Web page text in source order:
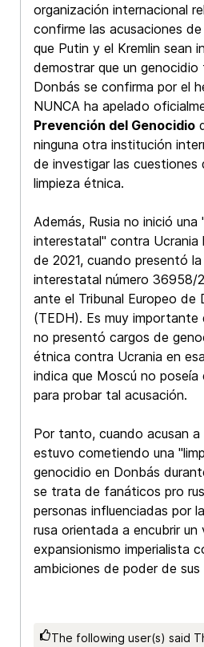
organización internacional
confirme las acusaciones
que Putin y el Kremlin sean
demostrar que un genocidio
Donbás se confirma por el
NUNCA ha apelado
Prevención del Genocidio
ninguna otra institución
de investigar las cuestiones
limpieza étnica.
Además, Rusia no inició una
interestatal" contra Ucrania
de 2021, cuando presentó
interestatal número 36958/
ante el Tribunal Europeo de
(TEDH). Es muy importante
no presentó cargos de
étnica contra Ucrania en
indica que Moscú no poseía
para probar tal acusación.
Por tanto, cuando acusan a
estuvo cometiendo una
genocidio en Donbás
se trata de fanáticos pro
personas influenciadas por
rusa orientada a encubrir un
expansionismo imperialista
ambiciones de poder de sus
The following user(s) said